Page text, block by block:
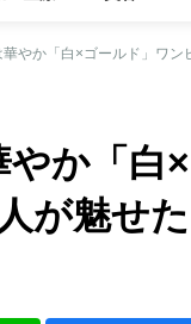
やか「白×ゴールド」ワン
か「白
が魅せ